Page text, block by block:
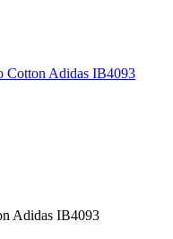
Cotton Adidas IB4093
Adidas IB4093